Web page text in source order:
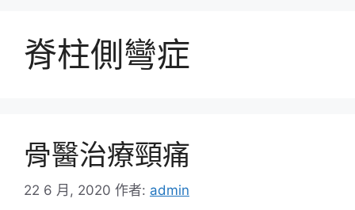
脊柱側彎症
骨醫治療頸痛
22 6 月, 2020 作者: admin